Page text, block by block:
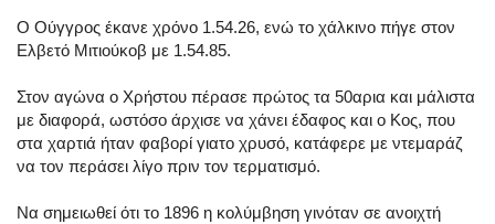
Ο Ούγγρος έκανε χρόνο 1.54.26, ενώ το χάλκινο πήγε στον
Ελβετό Μιτιούκοβ με 1.54.85.
Στον αγώνα ο Χρήστου πέρασε πρώτος τα 50αρια και μάλιστα
με διαφορά, ωστόσο άρχισε να χάνει έδαφος και ο Κος, που
στα χαρτιά ήταν φαβορί γιατο χρυσό, κατάφερε με ντεμαράζ
να τον περάσει λίγο πριν τον τερματισμό.
Να σημειωθεί ότι το 1896 η κολύμβηση γινόταν σε ανοιχτή